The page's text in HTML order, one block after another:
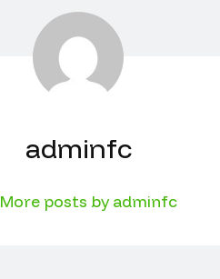
adminfc
More posts by adminfc